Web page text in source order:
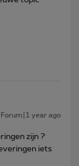
year ago
zijn ?
iets